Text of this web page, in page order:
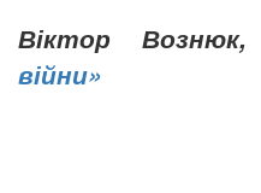
Віктор Вознюк,
війни»